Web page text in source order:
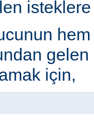
isteklere
gelen
için,